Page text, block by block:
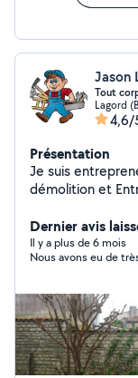
Jason
Tout
Lagord
4,6/
Présentation
Je suis
démolition et Entretien d'espaces verts et si vous avais
vous avez besoin
Dernier avis
Il y a plus de 6 mois
Nous avons eu de